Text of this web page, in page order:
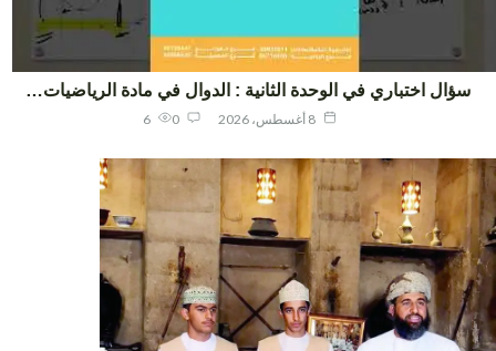
اختباري في الوحدة الثانية : الدوال في مادة الرياضيات…
6